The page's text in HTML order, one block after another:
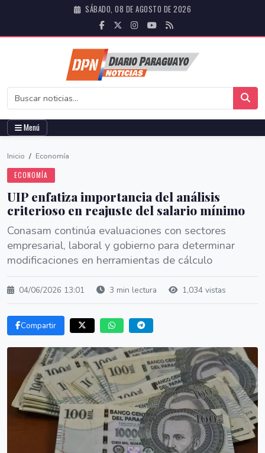
SÁBADO, 08 DE AGOSTO DE 2026
Menú
Inicio / Economía
ECONOMÍA
UIP enfatiza importancia del análisis
criterioso en reajuste del salario mínimo
Conasam continúa evaluaciones con sectores
empresarial, laboral y gobierno para determinar
modificaciones en herramientas de cálculo
04/06/2026 13:01 3 min lectura 1,034 vistas
Compartir